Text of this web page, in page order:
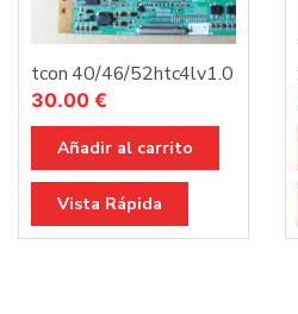
tcon 40/46/52htc4lv1.0
30.00 €
Añadir al carrito
Vista Rápida